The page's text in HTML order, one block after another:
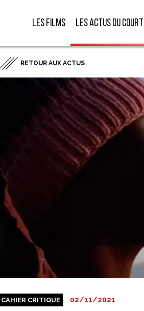
Les films Les actus du court
RETOUR AUX ACTUS
CAHIER CRITIQUE 02/11/2021